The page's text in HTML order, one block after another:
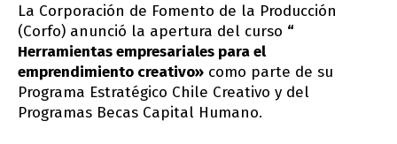
La Corporación de Fomento de la Producción
(Corfo) anunció la apertura del curso “
Herramientas empresariales para el
emprendimiento creativo» como parte de su
Programa Estratégico Chile Creativo y del
Programas Becas Capital Humano.